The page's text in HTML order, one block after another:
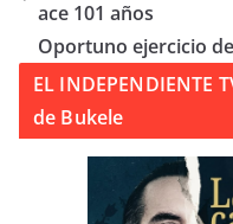
ace 101 años
Oportuno ejercicio
EL INDEPENDIENTE
de Bukele